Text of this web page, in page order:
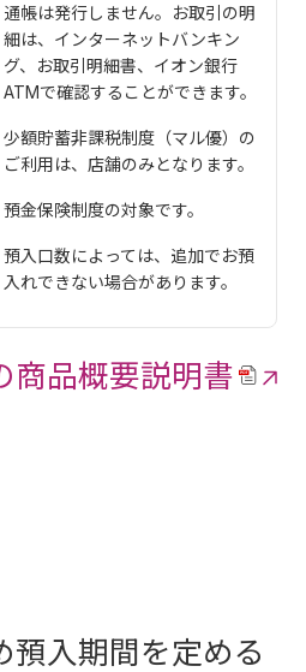
通帳は発行しません。お取引の明
細は、インターネットバンキン
グ、お取引明細書、イオン銀行
ATMで確認することができます。
少額貯蓄非課税制度（マル優）の
ご利用は、店舗のみとなります。
預金保険制度の対象です。
預入口数によっては、追加でお預
入れできない場合があります。
商品概要説明書
預入期間を定める